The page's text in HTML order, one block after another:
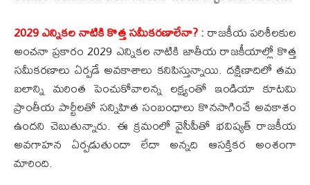
2029 ఎన్నికల నాటికి కొత్త సమీకరణాలేనా? :రాజకీయ పరిశీలకుల
అంచనా ప్రకారం 2029 ఎన్నికల నాటికి జాతీయ రాజకీయాల్లో కొత్త
సమీకరణాలు ఏర్పడే అవకాశాలు కనిపిస్తున్నాయి. దక్షిణాదిలో తమ
బలాన్ని మరింత పెంచుకోవాలన్న లక్ష్యంతో ఇండియా కూటమి
ప్రాంతీయ పార్టీలతో సన్నిహిత సంబంధాలు కొనసాగించే అవకాశం
ఉందని చెబుతున్నారు. ఈ క్రమంలో వైసీపీతో భవిష్యత్ రాజకీయ
అవగాహన ఏర్పడుతుందా లేదా అన్నది ఆసక్తికర అంశంగా
మారింది.